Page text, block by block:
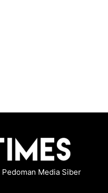
Pedoman Media Siber